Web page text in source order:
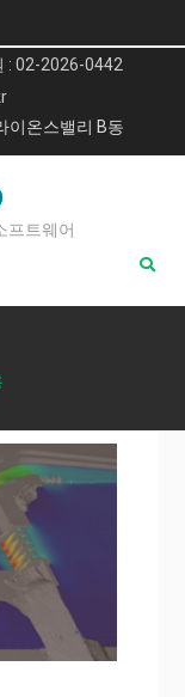
: 02-2026-0442
이온스밸리 B동
프트웨어